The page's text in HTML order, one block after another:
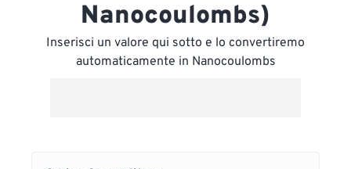
Nanocoulombs)
Inserisci un valore qui sotto e lo convertiremo
automaticamente in Nanocoulombs